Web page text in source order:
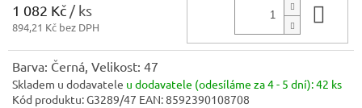
1 082 Kč / ks
894,21 Kč bez DPH
Barva: Černá, Velikost: 47
Skladem u dodavatele u dodavatele (odesíláme za 4 - 5 dní):42 ks
Kód produktu:G3289/47 EAN:8592390108708